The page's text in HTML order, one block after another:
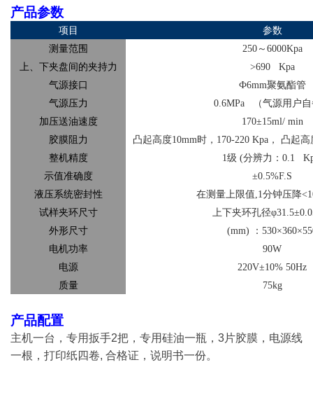
产品参数
项目
参数
测量范围
250～6000Kpa
上、下夹盘间的夹持力
>690 Kpa
气源接口
Ф6mm聚氨酯管
气源压力
0.6MPa
（气源用户
加压送油速度
170±15ml/ min
胶膜阻力
凸起高度10mm 时， 170-220 Kpa， 凸起高
整机精度
1 级 (分辨力： 0.1
示值准确度
±0.5%F.S
液压系统密封性
在测量上限值,1 分钟压降
试样夹环尺寸
上下夹环孔径
外形尺寸
(mm) ： 530
电机功率
90W
电源
220V±10% 50Hz
质量
75kg
产品配置
主机一台，专用扳手2把，专用硅油一瓶，3片胶膜，电源线
一根，打印纸四卷, 合格证，说明书一份。